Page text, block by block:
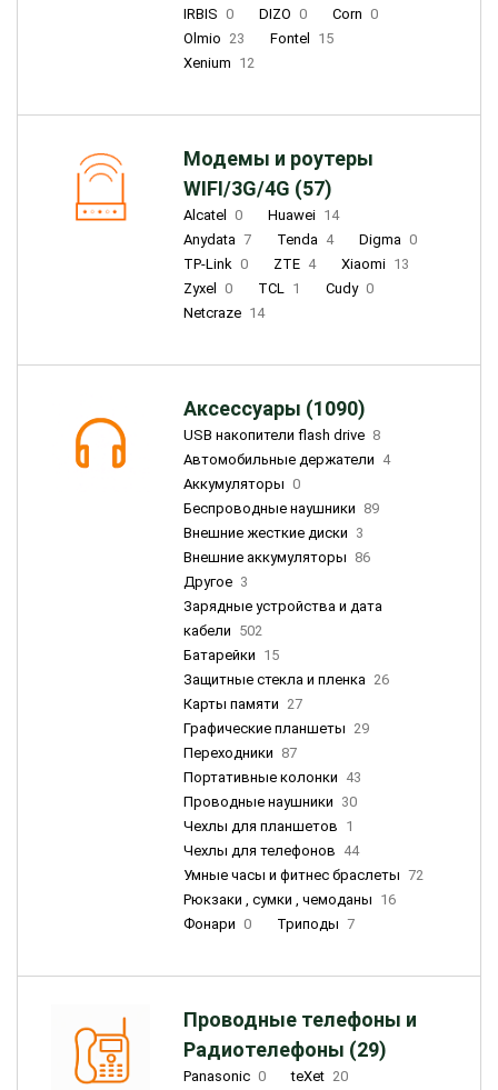
IRBIS 0 DIZO 0 Corn 0
Olmio 23 Fontel
15
Xenium 12
Модемы и роутеры
WIFI/3G/4G (57)
Alcatel 0 Huawei 14
Anydata 7 Tenda 4 Digma 0
TP-Link 0 ZTE 4 Xiaomi 13
Zyxel
0 TCL 1 Cudy 0
Netcraze 14
Аксессуары (1090)
USB накопители flash drive 8
Автомобильные держатели 4
Аккумуляторы 0
Беспроводные наушники 89
Внешние жесткие диски 3
Внешние аккумуляторы 86
Другое 3
Зарядные устройства и дата
кабели 502
Батарейки 15
Защитные стекла и пленка 26
Карты памяти 27
Графические планшеты 29
Переходники 87
Портативные колонки 43
Проводные наушники 30
Чехлы для планшетов 1
Чехлы для телефонов 44
Умные часы и фитнес браслеты 72
Рюкзаки , сумки , чемоданы 16
Фонари 0 Триподы 7
Проводные телефоны и
Радиотелефоны (29)
Panasonic 0 teXet 20